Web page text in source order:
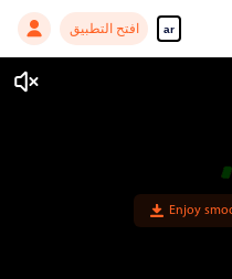
ar افتح التطبيق
Enjoy